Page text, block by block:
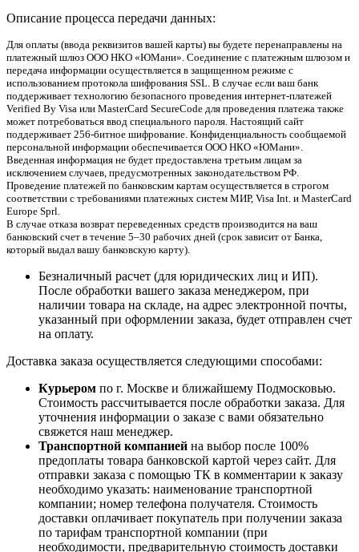
Описание процесса передачи данных:
Для оплаты (ввода реквизитов вашей карты) вы будете перенаправлены на
платежный шлюз ООО НКО «ЮМани». Соединение с платежным шлюзом и
передача информации осуществляется в защищенном режиме с
использованием протокола шифрования SSL. В случае если ваш банк
поддерживает технологию безопасного проведения интернет-платежей
Verified By Visa или MasterCard SecureCode для проведения платежа также
может потребоваться ввод специального пароля. Настоящий сайт
поддерживает 256-битное шифрование. Конфиденциальность сообщаемой
персональной информации обеспечивается ООО НКО «ЮМани».
Введенная информация не будет предоставлена третьим лицам за
исключением случаев, предусмотренных законодательством РФ.
Проведение платежей по банковским картам осуществляется в строгом
соответствии с требованиями платежных систем МИР, Visa Int. и MasterCard
Europe Sprl.
В случае отказа возврат переведенных средств производится на ваш
банковский счет в течение 5–30 рабочих дней (срок зависит от Банка,
который выдал вашу банковскую карту).
Безналичный расчет (для юридических лиц и ИП).
После обработки вашего заказа менеджером, при
наличии товара на складе, на адрес электронной почты,
указанный при оформлении заказа, будет отправлен счет
на оплату.
Доставка заказа осуществляется следующими способами:
Курьером по г. Москве и ближайшему Подмосковью.
Стоимость рассчитывается после обработки заказа. Для
уточнения информации о заказе с вами обязательно
свяжется наш менеджер.
Транспортной компанией на выбор после 100%
предоплаты товара банковской картой через сайт. Для
отправки заказа с помощью ТК в комментарии к заказу
необходимо указать: наименование транспортной
компании; номер телефона получателя. Стоимость
доставки оплачивает покупатель при получении заказа
по тарифам транспортной компании (при
необходимости, предварительную стоимость доставки